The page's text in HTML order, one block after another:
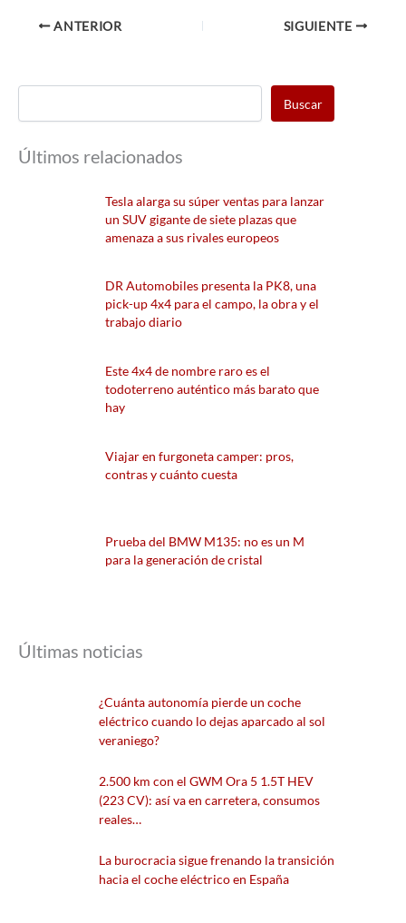
ANTERIOR SIGUIENTE
Buscar
Últimos relacionados
Tesla alarga su súper ventas para lanzar
un SUV gigante de siete plazas que
amenaza a sus rivales europeos
DR Automobiles presenta la PK8, una
pick-up 4x4 para el campo, la obra y el
trabajo diario
Este 4x4 de nombre raro es el
todoterreno auténtico más barato que
hay
Viajar en furgoneta camper: pros,
contras y cuánto cuesta
Prueba del BMW M135: no es un M
para la generación de cristal
Últimas noticias
¿Cuánta autonomía pierde un coche
eléctrico cuando lo dejas aparcado al sol
veraniego?
2.500 km con el GWM Ora 5 1.5T HEV
(223 CV): así va en carretera, consumos
reales…
La burocracia sigue frenando la transición
hacia el coche eléctrico en España